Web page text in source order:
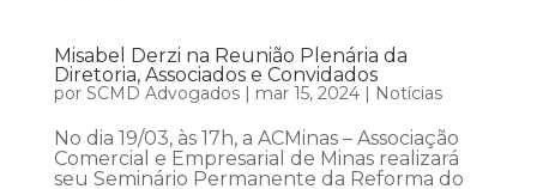
Misabel Derzi na Reunião Plenária da
Diretoria, Associados e Convidados
por SCMD Advogados| mar 15, 2024| Notícias
No dia 19/03, às 17h, a ACMinas – Associação
Comercial e Empresarial de Minas realizará
seu Seminário Permanente da Reforma do